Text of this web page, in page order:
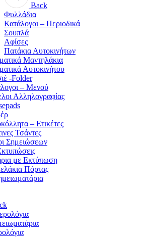
Back
Φυλλάδια
Κατάλογοι – Περιοδικά
Σουπλά
Αφίσες
Πατάκια Αυτοκινήτων
Μαντηλάκια
Αυτοκινήτου
-Folder
– Μενού
Αλληλογραφίας
– Ετικέτες
Τσάντες
Σημειώσεων
με Εκτύπωση
Πόρτας